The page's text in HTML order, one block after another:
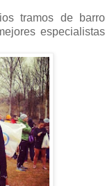
tramos de barro
especialistas